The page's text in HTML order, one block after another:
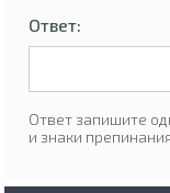
Ответ:
Ответ запишите
и знаки